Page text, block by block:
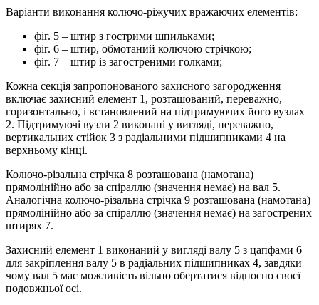
Варіанти виконання колючо-ріжучих вражаючих елементів:
фіг. 5 – штир з гострими шпильками;
фіг. 6 – штир, обмотаний колючою стрічкою;
фіг. 7 – штир із загостреними голками;
Кожна секція запропонованого захисного загородження
включає захисний елемент 1, розташований, переважно,
горизонтально, і встановлений на підтримуючих його вузлах
2. Підтримуючі вузли 2 виконані у вигляді, переважно,
вертикальних стійок 3 з радіальними підшипниками 4 на
верхньому кінці.
Колючо-різальна стрічка 8 розташована (намотана)
прямолінійно або за спіраллю (значення немає) на вал 5.
Аналогічна колючо-різальна стрічка 9 розташована (намотана)
прямолінійно або за спіраллю (значення немає) на загострених
штирях 7.
Захисний елемент 1 виконаний у вигляді валу 5 з цапфами 6
для закріплення валу 5 в радіальних підшипниках 4, завдяки
чому вал 5 має можливість вільно обертатися відносно своєї
подовжньої осі.